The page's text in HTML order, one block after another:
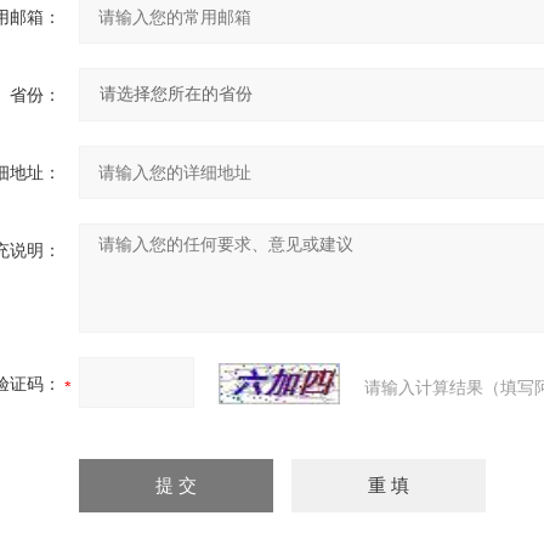
邮箱：
省份：
地址：
说明：
证码： 请输入计算结果（填写